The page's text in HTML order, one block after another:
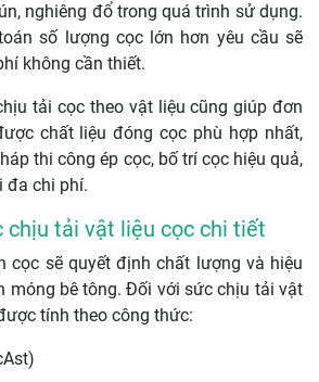
nghiêng đổ trong quá trình sử dụng.
số lượng cọc lớn hơn yêu cầu sẽ
không cần thiết.
tải cọc theo vật liệu cũng giúp đơn
chất liệu đóng cọc phù hợp nhất,
thi công ép cọc, bố trí cọc hiệu quả,
đa chi phí.
chịu tải vật liệu cọc chi tiết
cọc sẽ quyết định chất lượng và hiệu
móng bê tông. Đối với sức chịu tải vật
tính theo công thức: